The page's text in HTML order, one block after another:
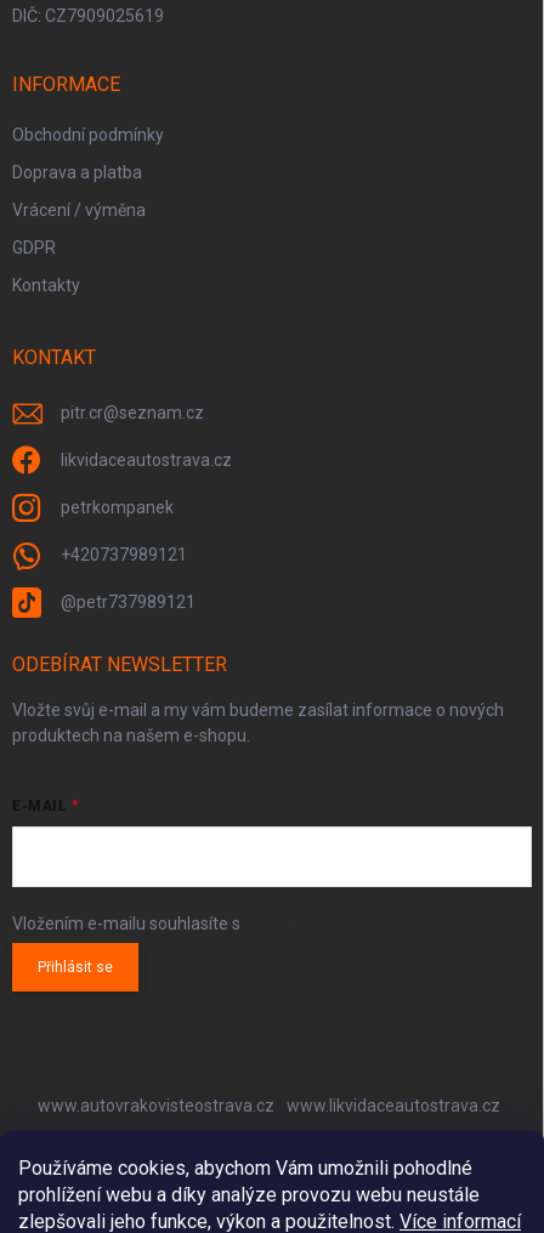
Používáme cookies, abychom Vám umožnili pohodlné
prohlížení webu a díky analýze provozu webu neustále
zlepšovali jeho funkce, výkon a použitelnost. Více informací
DIČ: CZ7909025619
INFORMACE
Obchodní podmínky
Doprava a platba
Vrácení / výměna
GDPR
Kontakty
KONTAKT
pitr.cr@seznam.cz
likvidaceautostrava.cz
petrkompanek
+420737989121
@petr737989121
ODEBÍRAT NEWSLETTER
Vložte svůj e-mail a my vám budeme zasílat informace o nových
produktech na našem e-shopu.
E-MAIL
Vložením e-mailu souhlasíte s
Přihlásit se
www.autovrakovisteostrava.cz
www.likvidaceautostrava.cz